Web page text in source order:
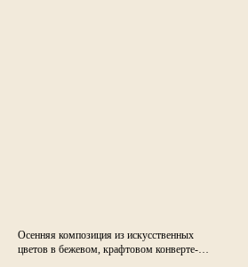
Осенняя композиция из искусственных
цветов в бежевом, крафтовом конверте-